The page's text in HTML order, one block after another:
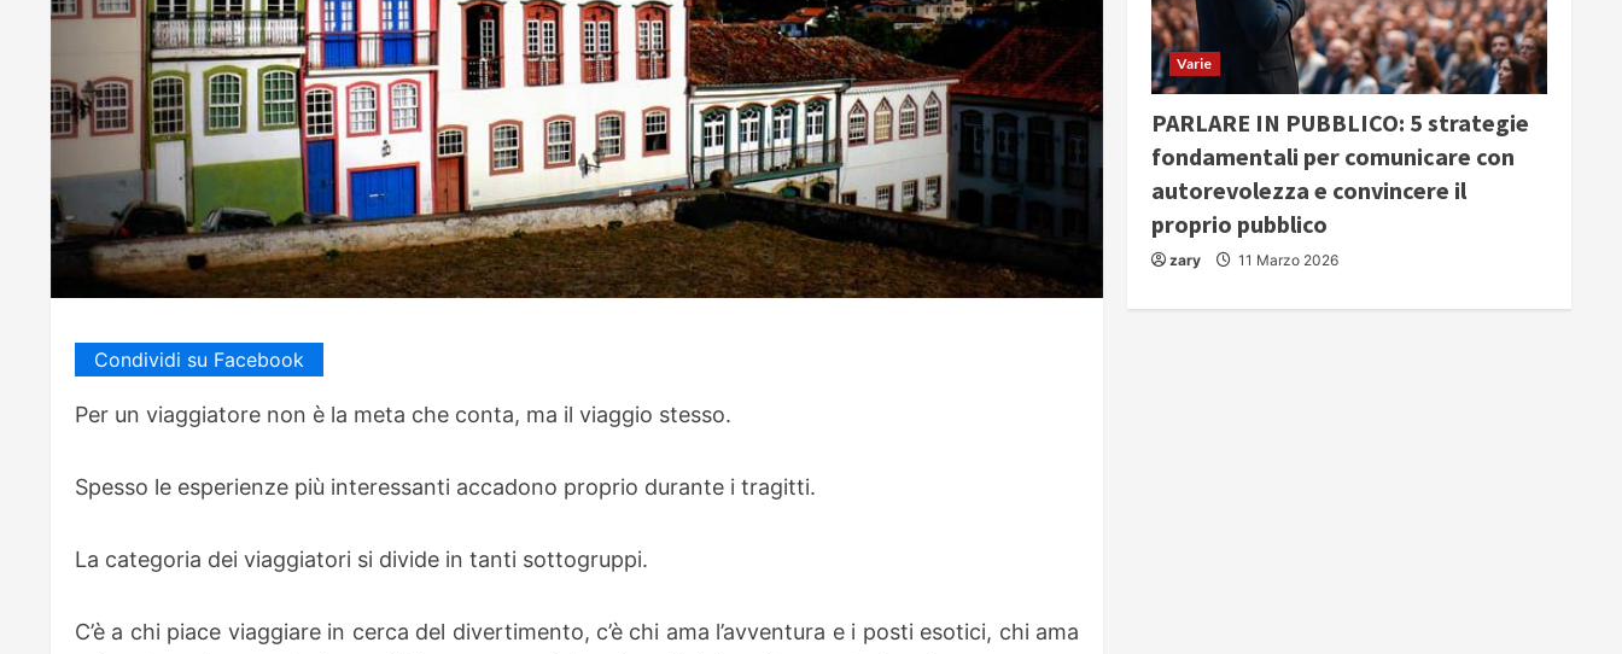
Condividi su Facebook
Per un viaggiatore non è la meta che conta, ma il viaggio stesso.
Spesso le esperienze più interessanti accadono proprio durante i tragitti.
La categoria dei viaggiatori si divide in tanti sottogruppi.
C’è a chi piace viaggiare in cerca del divertimento, c’è chi ama l’avventura e i posti esotici, chi ama
Varie
PARLARE IN PUBBLICO: 5 strategie
fondamentali per comunicare con
autorevolezza e convincere il
proprio pubblico
zary 11 Marzo 2026